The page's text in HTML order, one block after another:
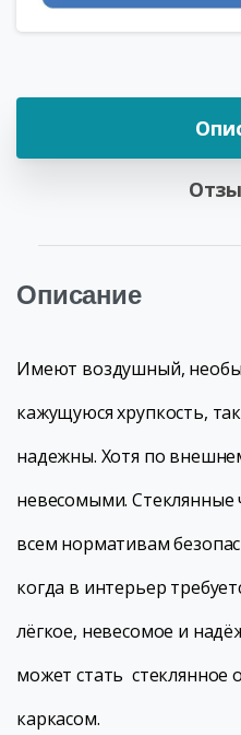
Описание
Имеют воздушный,
кажущуюся хрупкость,
надежны. Хотя по
невесомыми. Стеклянные
всем нормативам
когда в интерьер
лёгкое, невесомое и
может стать стеклянное
каркасом.